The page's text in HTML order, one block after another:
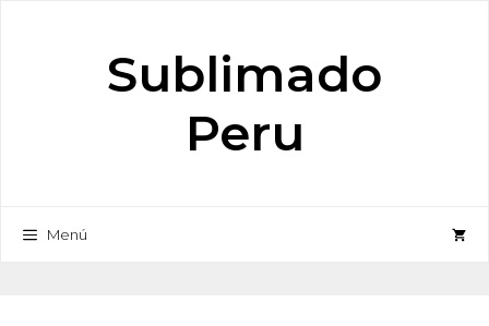
Sublimado
Peru
Menú